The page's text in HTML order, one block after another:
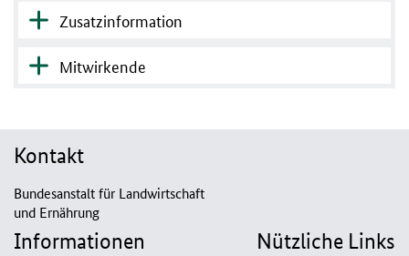
Zusatzinformation
Mitwirkende
Kontakt
Bundesanstalt für Landwirtschaft
und Ernährung
Informationen Nützliche Links